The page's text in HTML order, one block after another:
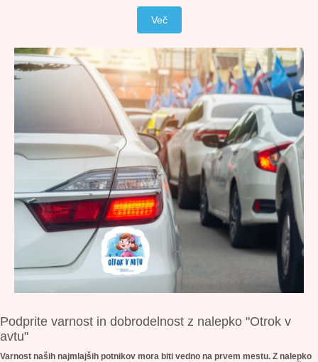
Več
Podprite varnost in dobrodelnost z nalepko "Otrok v
avtu"
Varnost naših najmlajših potnikov mora biti vedno na prvem mestu. Z nalepko